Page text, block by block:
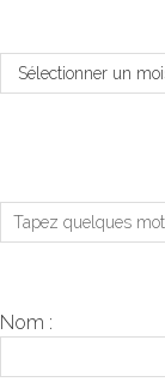
Archives
Nom :